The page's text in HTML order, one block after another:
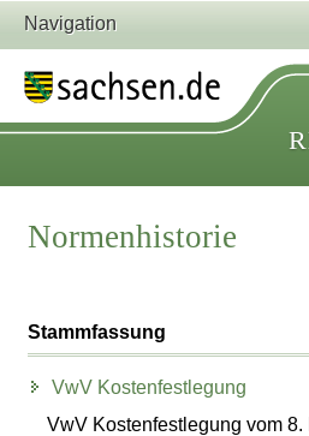
Navigation
Normenhistorie
Stammfassung
VwV Kostenfestlegung
VwV Kostenfestlegung vom